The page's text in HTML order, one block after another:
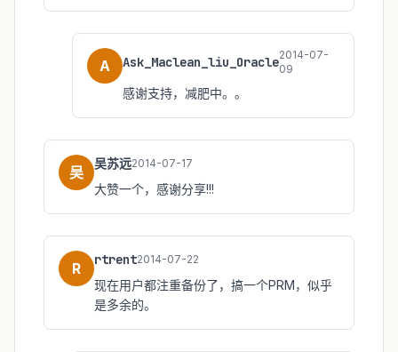
A Ask_Maclean_liu_Oracle2014-07-
09
感谢支持，减肥中。。
吴 吴苏远2014-07-17
大赞一个，感谢分享!!!
R rtrent2014-07-22
现在用户都注重备份了，搞一个PRM，似乎
是多余的。